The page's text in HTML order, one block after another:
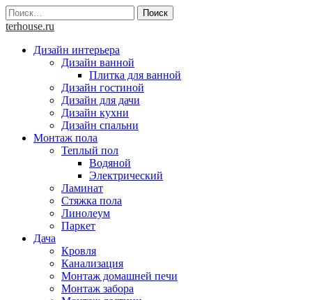
Skip
to
Найти:
terhouse.ru
Дизайн интерьера
Дизайн ванной
Плитка для ванной
Дизайн гостиной
Дизайн для дачи
Дизайн кухни
Дизайн спальни
Монтаж пола
Теплый пол
Водяной
Электрический
Ламинат
Стяжка пола
Линолеум
Паркет
Дача
Кровля
Канализация
Монтаж домашней печи
Монтаж забора